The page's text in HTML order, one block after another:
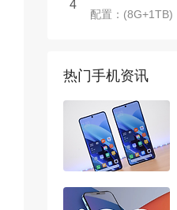
4
配置：(8G+1TB)
热门手机资讯